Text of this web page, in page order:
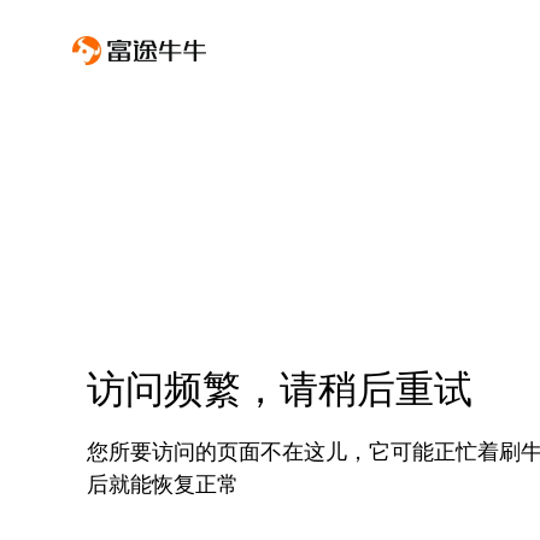
访问频繁，请稍后重试
您所要访问的页面不在这儿，它可能正忙着刷
后就能恢复正常